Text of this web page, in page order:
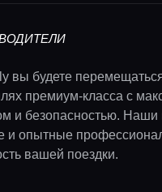
вы будете
премиум-класса с
и безопасностью.
и опытные
вашей поездки.